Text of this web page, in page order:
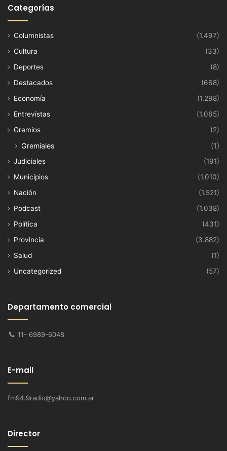
Categorías
Columnistas
(1.497)
Cultura
(33)
Deportes
(8)
Destacados
(668)
Economía
(1.298)
Entrevistas
(1.065)
Gremios
(2)
Gremiales (1)
Judiciales
(191)
Municipios
(1.010)
Nación
(1.521)
Podcast
(1.038)
Política
(431)
Provincia
(3.882)
Salud
(1)
Uncategorized
(57)
Departamento comercial
11- 6989-6048
E-mail
fm94.9radio@yahoo.com.ar
Director